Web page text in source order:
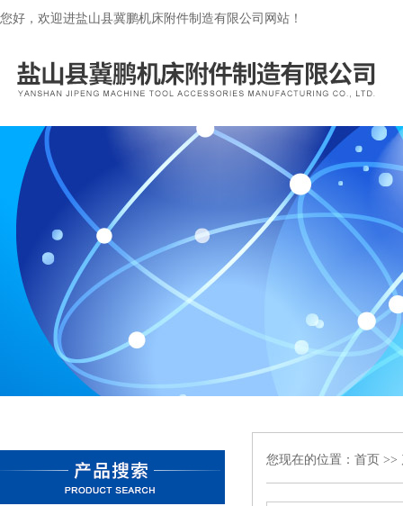
您好，欢迎进盐山县冀鹏机床附件制造有限公司网站！
您现在的位置： 首页 >>